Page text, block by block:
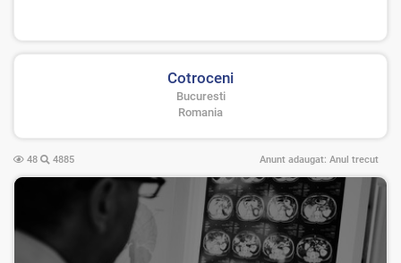
Cotroceni
Bucuresti
Romania
48 4885 Anunt adaugat: Anul trecut